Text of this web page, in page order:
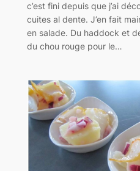
c’est fini depuis que j’ai
cuites al dente. J’en fait
en salade. Du haddock et
du chou rouge pour le…